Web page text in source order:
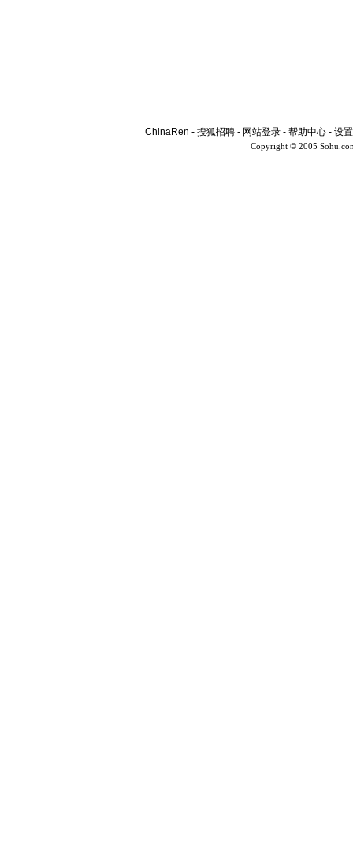
ChinaRen - 搜狐招聘 - 网站登录 - 帮助中心 - 设
Copyright © 2005